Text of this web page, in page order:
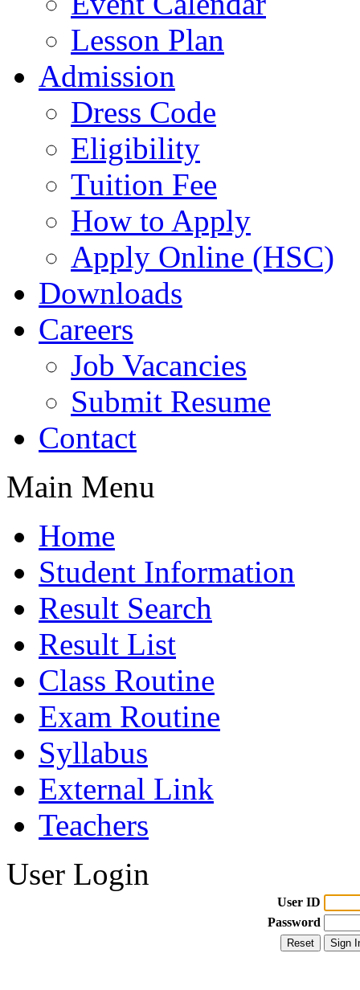
Lesson Plan
Admission
Dress Code
Eligibility
Tuition Fee
How to Apply
Apply Online (HSC)
Downloads
Careers
Job Vacancies
Submit Resume
Contact
Main Menu
Home
Student Information
Result Search
Result List
Class Routine
Exam Routine
Syllabus
External Link
Teachers
User Login
User ID
Password